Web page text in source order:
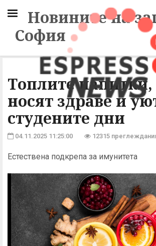
Новините на
София
Топлите напитки,
носят здраве и
студените дни
04.11.2025 11:25:00 12315
Естествена подкрепа за имунитета